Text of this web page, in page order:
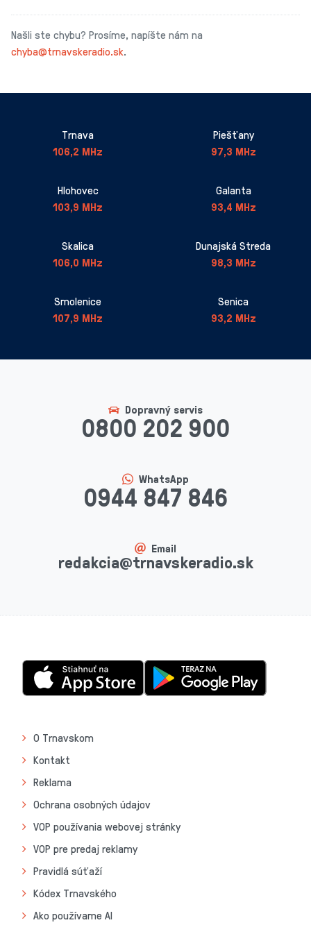
Našli ste chybu? Prosíme, napíšte nám na
chyba@trnavskeradio.sk.
Trnava
106,2 MHz
Piešťany
97,3 MHz
Hlohovec
103,9 MHz
Galanta
93,4 MHz
Skalica
106,0 MHz
Dunajská Streda
98,3 MHz
Smolenice
107,9 MHz
Senica
93,2 MHz
Dopravný servis
0800 202 900
WhatsApp
0944 847 846
Email
redakcia@trnavskeradio.sk
O Trnavskom
Kontakt
Reklama
Ochrana osobných údajov
VOP používania webovej stránky
VOP pre predaj reklamy
Pravidlá súťaží
Kódex Trnavského
Ako používame AI